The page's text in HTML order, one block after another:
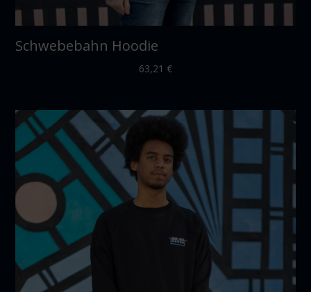
Schwebebahn Hoodie
63,21 €